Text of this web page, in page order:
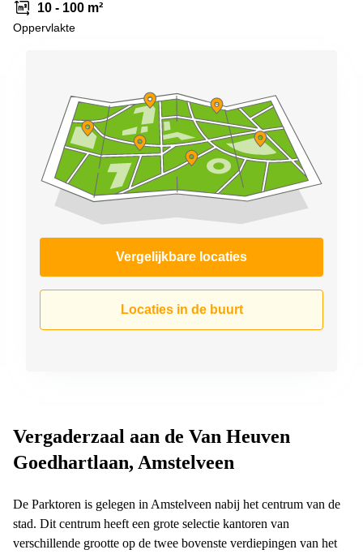
Coworking
space
Kantoor
Huren
Hengelo
Bedrijfsruimte
Huren in
10 - 100 m²
Oppervlakte
Vergelijkbare locaties
Locaties in de buurt
Vergaderzaal aan de Van Heuven
Goedhartlaan, Amstelveen
De Parktoren is gelegen in Amstelveen nabij het centrum van de
stad. Dit centrum heeft een grote selectie kantoren van
verschillende grootte op de twee bovenste verdiepingen van het